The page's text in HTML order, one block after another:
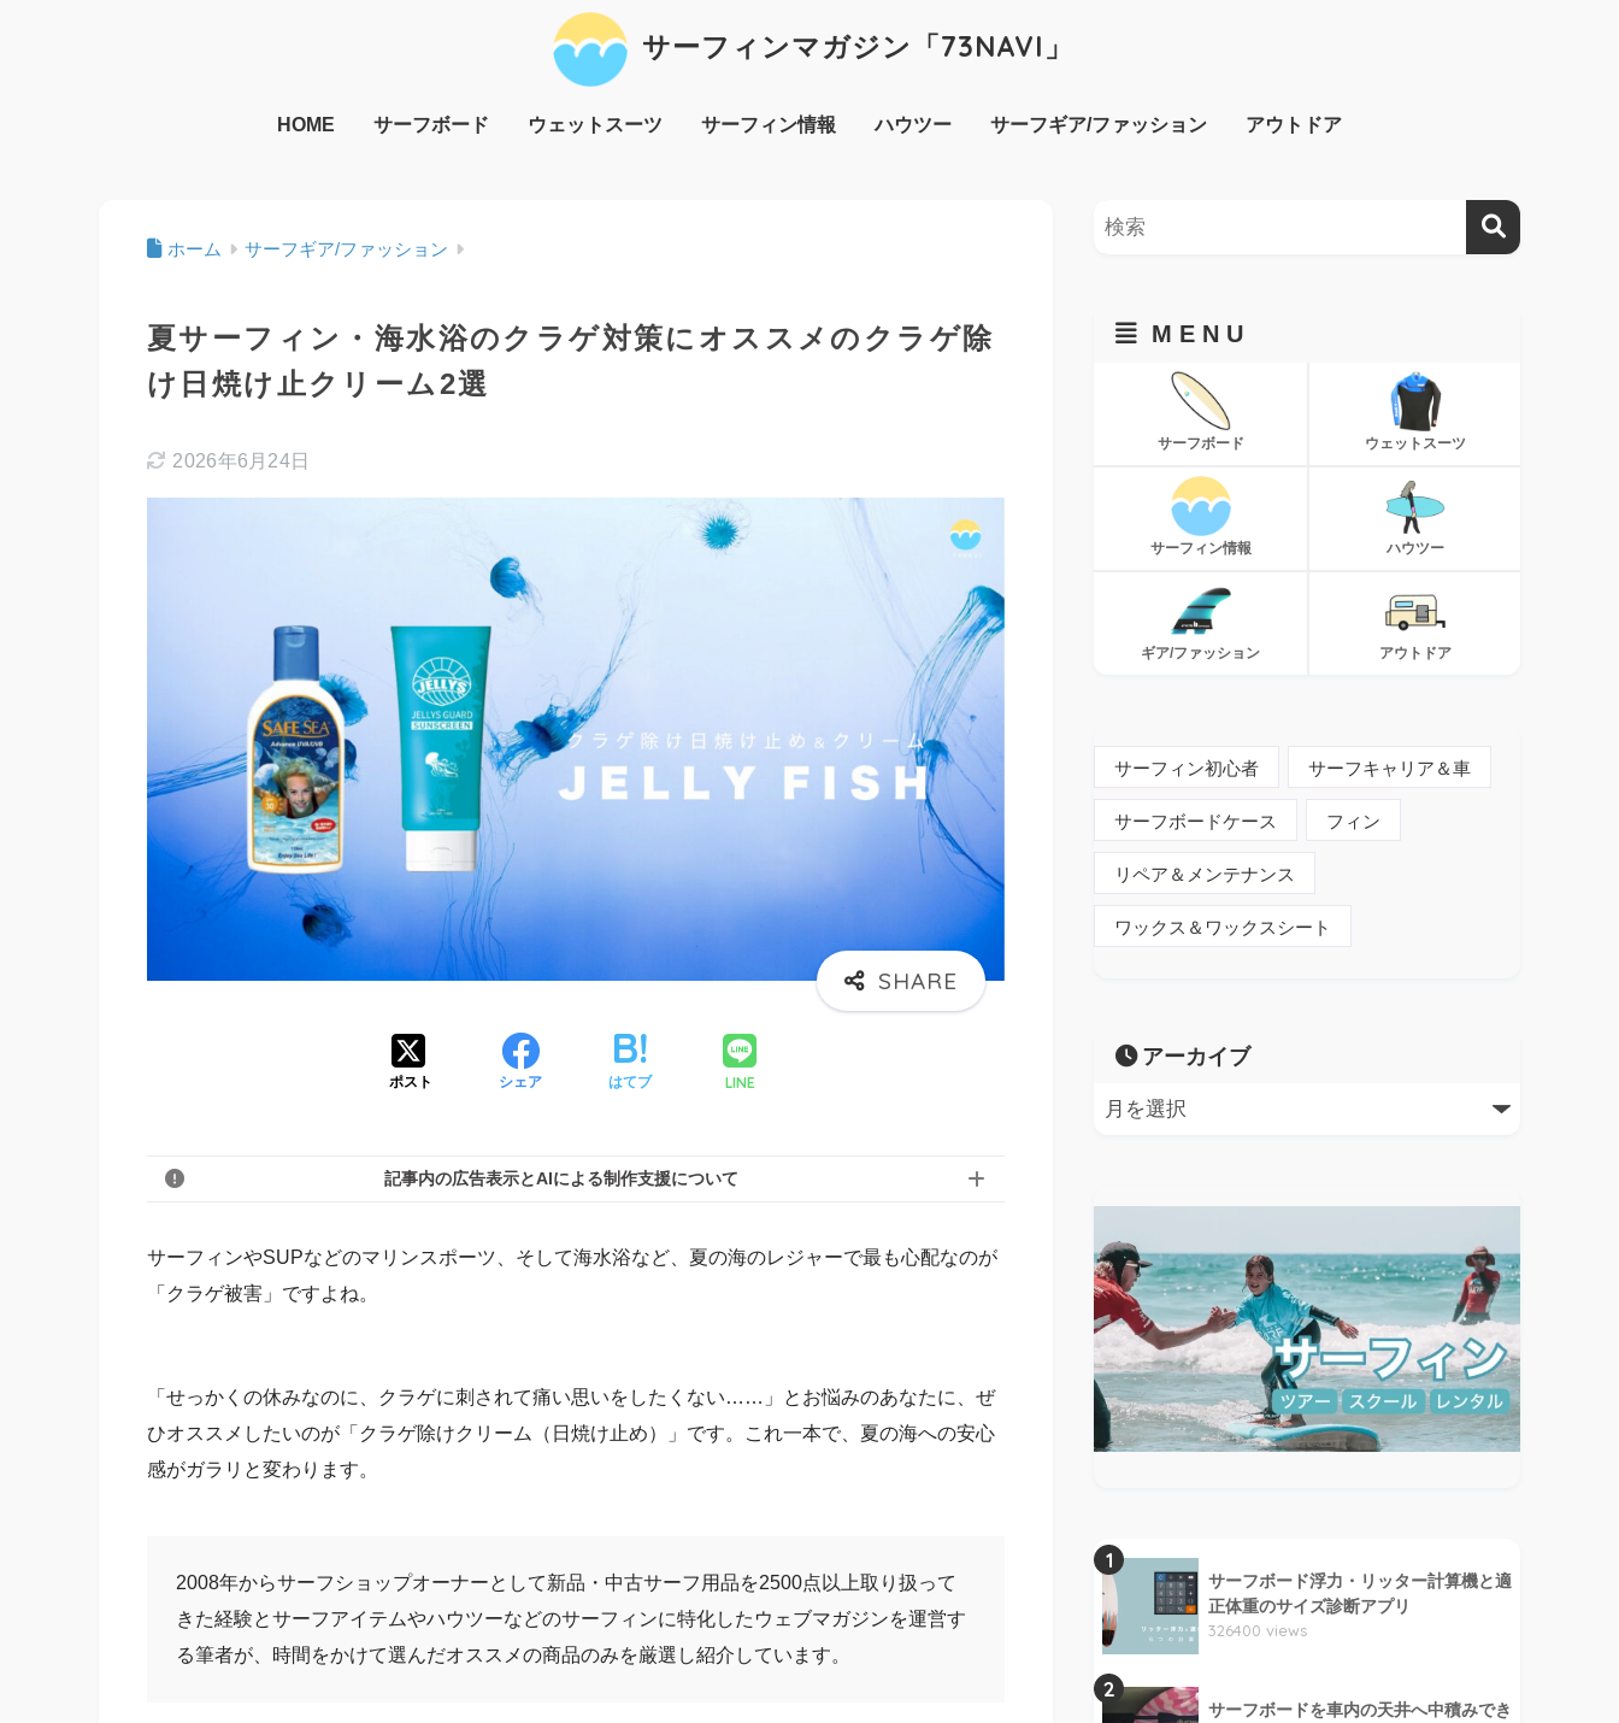
サーフィンマガジン「73NAVI」
HOME サーフボード ウェットスーツ サーフィン情報 ハウツー サーフギア/ファッション アウトドア
ホーム サーフギア/ファッション
夏サーフィン・海水浴のクラゲ対策にオススメのクラゲ除
け日焼け止クリーム2選
2026年6月24日
ポスト シェア はてブ LINE
記事内の広告表示とAIによる制作支援について
サーフィンやSUPなどのマリンスポーツ、そして海水浴など、夏の海のレジャーで最も心配なのが
「クラゲ被害」ですよね。
「せっかくの休みなのに、クラゲに刺されて痛い思いをしたくない……」とお悩みのあなたに、ぜ
ひオススメしたいのが「クラゲ除けクリーム（日焼け止め）」です。これ一本で、夏の海への安心
感がガラリと変わります。
2008年からサーフショップオーナーとして新品・中古サーフ用品を2500点以上取り扱って
きた経験とサーフアイテムやハウツーなどのサーフィンに特化したウェブマガジンを運営す
る筆者が、時間をかけて選んだオススメの商品のみを厳選し紹介しています。
M E N U
サーフボード ウェットスーツ
サーフィン情報 ハウツー
ギア/ファッション アウトドア
サーフィン初心者 サーフキャリア＆車
サーフボードケース フィン
リペア＆メンテナンス
ワックス＆ワックスシート
アーカイブ
1
サーフボード浮力・リッター計算機と適
正体重のサイズ診断アプリ
326400 views
2
サーフボードを車内の天井へ中積みでき